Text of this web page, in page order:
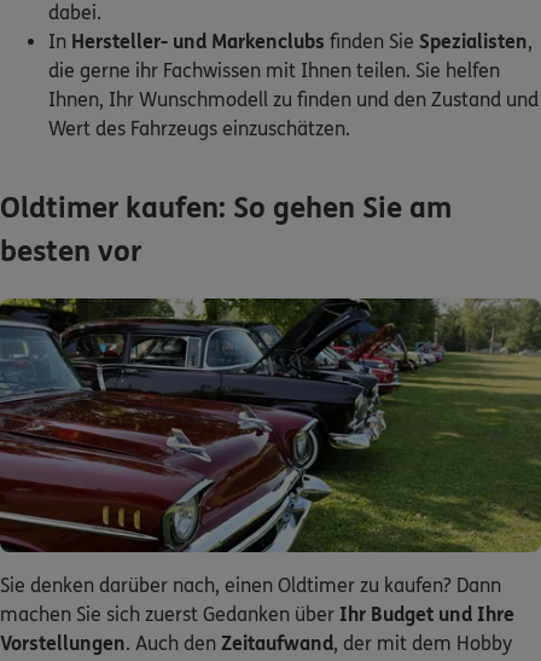
Kontakt
Sehen Sie auf einen Blick Ihre Versicherungen bei ERGO,
dem ERGO Rechtsschutz und der DKV.
Zum Kundenportal
Schaden- oder Leistungsfall melden
Bequem online oder telefonisch.
0800 / 3746 095
Mo–Sa 7–20 Uhr (gebührenfrei)
dabei.
In Hersteller- und Markenclubs finden Sie Spezialisten,
die gerne ihr Fachwissen mit Ihnen teilen. Sie helfen
Ihnen, Ihr Wunschmodell zu finden und den Zustand und
Wert des Fahrzeugs einzuschätzen.
Oldtimer kaufen: So gehen Sie am
besten vor
Sie denken darüber nach, einen Oldtimer zu kaufen? Dann
machen Sie sich zuerst Gedanken über Ihr Budget und Ihre
Vorstellungen. Auch den Zeitaufwand, der mit dem Hobby